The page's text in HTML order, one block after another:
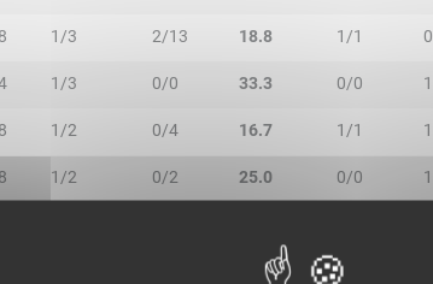
1/3 2/13 18.8 1/1 0
1/3 0/0 33.3 0/0 1
1/2 0/4 16.7 1/1 1
1/2 0/2 25.0 0/0 1
33.3 2/5